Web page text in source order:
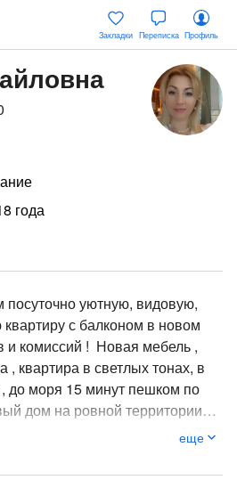
Закладки Переписка Профиль
года
уютную, видовую,
с балконом в новом
! Новая мебель ,
, квартира в светлых тонах, в
моря 15 минут пешком по
,Мандарин , ТЦ Плаза ,
еще